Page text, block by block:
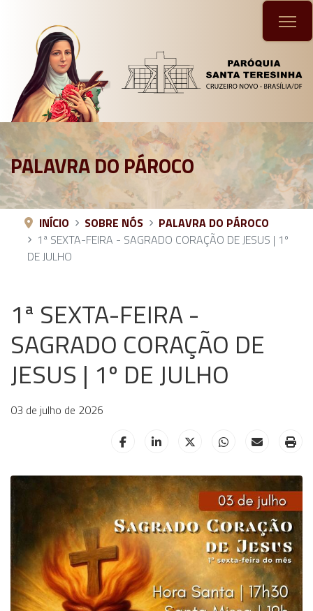
PALAVRA DO PÁROCO
INÍCIO SOBRE NÓS
PALAVRA DO PÁROCO
1ª SEXTA-FEIRA - SAGRADO CORAÇÃO DE JESUS | 1º
DE JULHO
1ª SEXTA-FEIRA -
SAGRADO CORAÇÃO DE
JESUS | 1º DE JULHO
03 de julho de 2026
HELIX_ULTIMATE_SHARE_FACEBOOK